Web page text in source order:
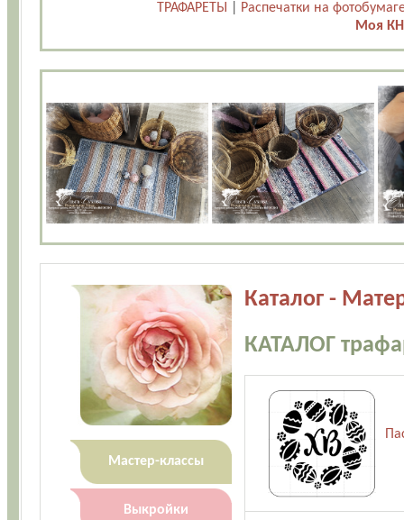
ТРАФАРЕТЫ
Распечатки на
Моя
Мастер-классы
Выкройки
Каталог -
КАТАЛОГ